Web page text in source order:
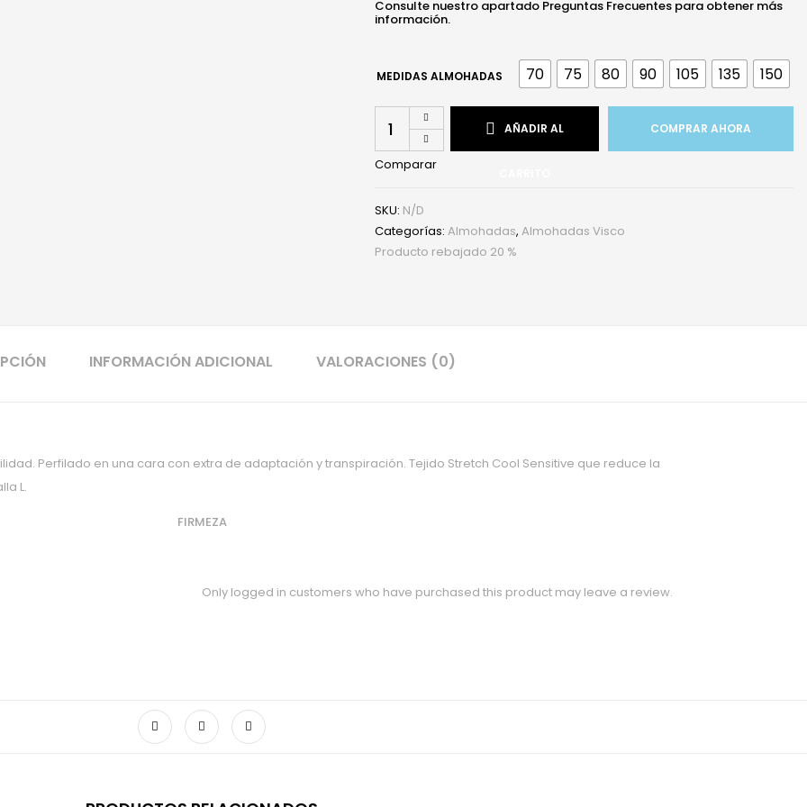
Consulte nuestro apartado Preguntas Frecuentespara obtener más
información.
MEDIDAS ALMOHADAS 70 75 80 90 105 135 150
Almohada
Ergocell
cantidad
AÑADIR AL COMPRAR AHORA
Comparar
SKU: N/D
Categorías: Almohadas, Almohadas Visco
Producto rebajado 20 %
INFORMACIÓN ADICIONAL VALORACIONES (0)
Perfilado en una cara con extra de adaptación y transpiración. Tejido Stretch Cool Sensitive que reduce la
L.
FIRMEZA
Only logged in customers who have purchased this product may leave a review.